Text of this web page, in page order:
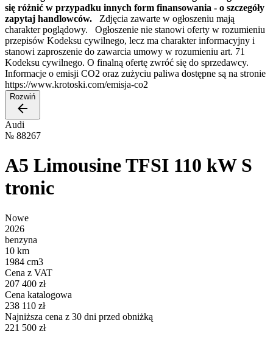
się różnić w przypadku innych form finansowania - o szczegóły
zapytaj handlowców. Zdjęcia zawarte w ogłoszeniu mają
charakter poglądowy. Ogłoszenie nie stanowi oferty w rozumieniu
przepisów Kodeksu cywilnego, lecz ma charakter informacyjny i
stanowi zaproszenie do zawarcia umowy w rozumieniu art. 71
Kodeksu cywilnego. O finalną ofertę zwróć się do sprzedawcy.
Informacje o emisji CO2 oraz zużyciu paliwa dostępne są na stronie
https://www.krotoski.com/emisja-co2
Rozwiń
Audi
№ 88267
A5 Limousine TFSI 110 kW S
tronic
Nowe
2026
benzyna
10 km
1984 cm3
Cena z VAT
207 400 zł
Cena katalogowa
238 110 zł
Najniższa cena z 30 dni przed obniżką
221 500 zł